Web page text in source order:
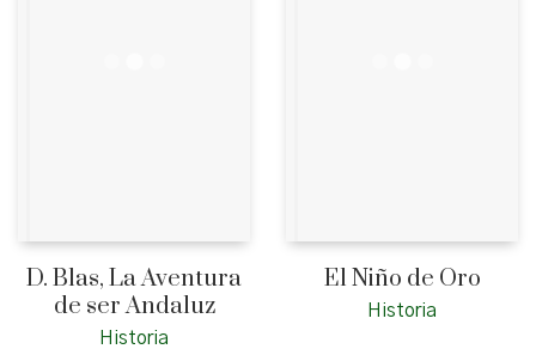
D. Blas, La Aventura
de ser Andaluz
Historia
El Niño de Oro
Historia